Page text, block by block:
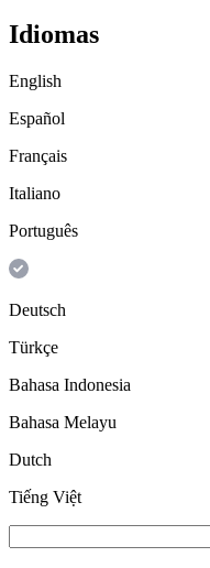
Idiomas
English
Español
Français
Italiano
Português
Deutsch
Türkçe
Bahasa Indonesia
Bahasa Melayu
Dutch
Tiếng Việt